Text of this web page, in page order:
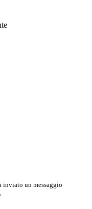
inviato un messaggio